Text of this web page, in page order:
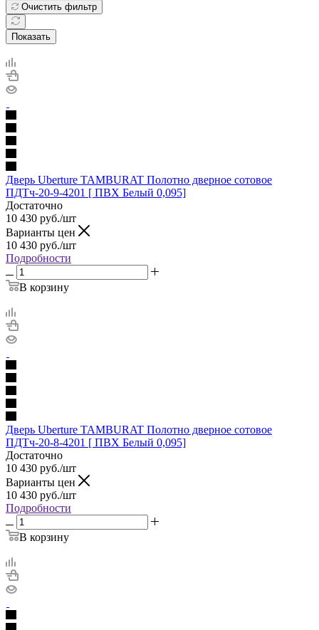
Очистить фильтр
Показать
Дверь Uberture TAMBURAT Полотно дверное сотовое
ПДТч-20-9-4201 [ ПВХ Белый 0,095]
Достаточно
10 430 руб./шт
Варианты цен
10 430 руб./шт
Подробности
В корзину
Дверь Uberture TAMBURAT Полотно дверное сотовое
ПДТч-20-8-4201 [ ПВХ Белый 0,095]
Достаточно
10 430 руб./шт
Варианты цен
10 430 руб./шт
Подробности
В корзину